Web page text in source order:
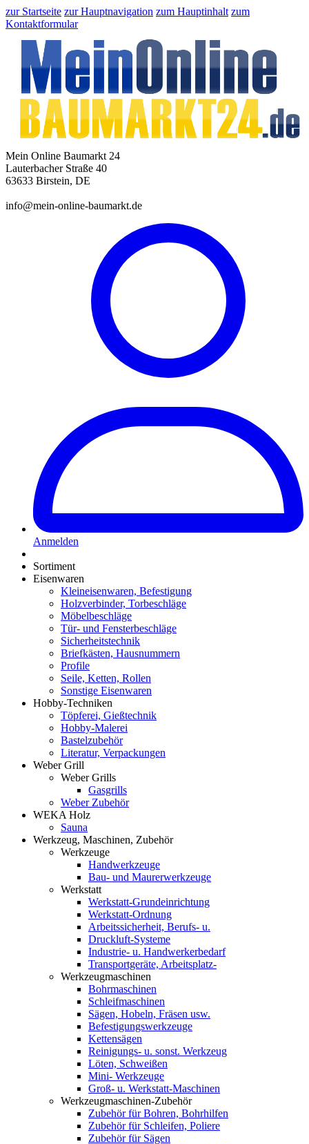
zur Startseite zur Hauptnavigation zum Hauptinhalt zum
Kontaktformular
Mein Online Baumarkt 24
Lauterbacher Straße 40
63633 Birstein, DE
info@mein-online-baumarkt.de
Anmelden
Sortiment
Eisenwaren
Kleineisenwaren, Befestigung
Holzverbinder, Torbeschläge
Möbelbeschläge
Tür- und Fensterbeschläge
Sicherheitstechnik
Briefkästen, Hausnummern
Profile
Seile, Ketten, Rollen
Sonstige Eisenwaren
Hobby-Techniken
Töpferei, Gießtechnik
Hobby-Malerei
Bastelzubehör
Literatur, Verpackungen
Weber Grill
Weber Grills
Gasgrills
Weber Zubehör
WEKA Holz
Sauna
Werkzeug, Maschinen, Zubehör
Werkzeuge
Handwerkzeuge
Bau- und Maurerwerkzeuge
Werkstatt
Werkstatt-Grundeinrichtung
Werkstatt-Ordnung
Arbeitssicherheit, Berufs- u.
Druckluft-Systeme
Industrie- u. Handwerkerbedarf
Transportgeräte, Arbeitsplatz-
Werkzeugmaschinen
Bohrmaschinen
Schleifmaschinen
Sägen, Hobeln, Fräsen usw.
Befestigungswerkzeuge
Kettensägen
Reinigungs- u. sonst. Werkzeug
Löten, Schweißen
Mini- Werkzeuge
Groß- u. Werkstatt-Maschinen
Werkzeugmaschinen-Zubehör
Zubehör für Bohren, Bohrhilfen
Zubehör für Schleifen, Poliere
Zubehör für Sägen